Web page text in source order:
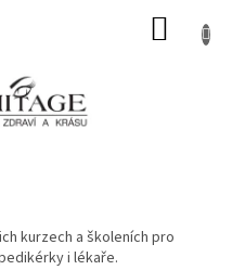
kurzech a školeních pro
i lékaře.